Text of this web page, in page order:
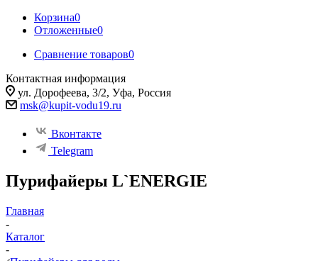
Корзина0
Отложенные0
Сравнение товаров0
Контактная информация
ул. Дорофеева, 3/2, Уфа, Россия
msk@kupit-vodu19.ru
Вконтакте
Telegram
Пурифайеры L`ENERGIE
Главная
-
Каталог
-